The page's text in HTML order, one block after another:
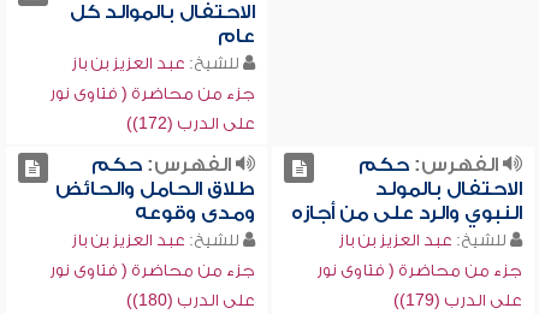
الاحتفال بالموالد كل
عام
للشيخ: عبد العزيز بن باز
جزء من محاضرة ( فتاوى نور
على الدرب (172))
الفهرس:حكم
الاحتفال بالمولد
النبوي والرد على من أجازه
للشيخ: عبد العزيز بن باز
جزء من محاضرة ( فتاوى نور
على الدرب (179))
الفهرس:حكم
طلاق الحامل والحائض
ومدى وقوعه
للشيخ: عبد العزيز بن باز
جزء من محاضرة ( فتاوى نور
على الدرب (180))